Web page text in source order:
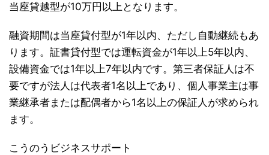
当座貸越型が10万円以上となります。
融資期間は当座貸付型が1年以内、ただし自動継続もあ
ります。証書貸付型では運転資金が1年以上5年以内、
設備資金では1年以上7年以内です。第三者保証人は不
要ですが法人は代表者1名以上であり、個人事業主は事
業継承者または配偶者から1名以上の保証人が求められ
ます。
こうのうビジネスサポート